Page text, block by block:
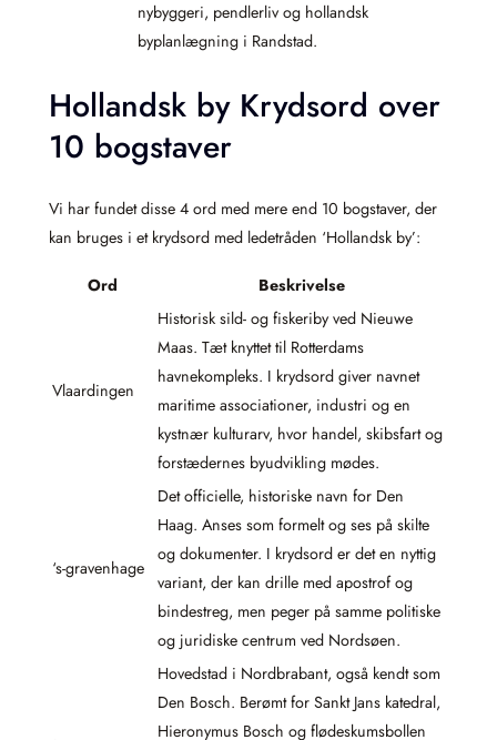
nybyggeri, pendlerliv og hollandsk
byplanlægning i Randstad.
Hollandsk by Krydsord over
10 bogstaver
Vi har fundet disse 4 ord med mere end 10 bogstaver, der
kan bruges i et krydsord med ledetråden ‘Hollandsk by’:
Ord Beskrivelse
Vlaardingen
Historisk sild- og fiskeriby ved Nieuwe
Maas. Tæt knyttet til Rotterdams
havnekompleks. I krydsord giver navnet
maritime associationer, industri og en
kystnær kulturarv, hvor handel, skibsfart og
forstædernes byudvikling mødes.
‘s-gravenhage
Det officielle, historiske navn for Den
Haag. Anses som formelt og ses på skilte
og dokumenter. I krydsord er det en nyttig
variant, der kan drille med apostrof og
bindestreg, men peger på samme politiske
og juridiske centrum ved Nordsøen.
Hovedstad i Nordbrabant, også kendt som
Den Bosch. Berømt for Sankt Jans katedral,
Hieronymus Bosch og flødeskumsbollen